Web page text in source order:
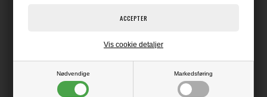
Nødvendige Markedsføring
Vis cookie detaljer
Die, der kan bruges i f.eks. Big Shot eller andre die-cut systemer.